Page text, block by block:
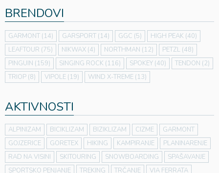
BRENDOVI
GARMONT (14) GARSPORT (14) GGC (5) HIGH PEAK (40)
LEAFTOUR (75) NIKWAX (4) NORTHMAN (12) PETZL (48)
PINGUIN (159) SINGING ROCK (116) SPOKEY (40) TENDON (2)
TRIOP (8) VIPOLE (19) WIND X-TREME (13)
AKTIVNOSTI
ALPINIZAM BICIKLIZAM BIZIKLIZAM CIZME
GARMONT
GOJZERICE
GORETEX HIKING KAMPIRANJE
PLANINARENJE
RAD NA VISINI
SKITOURING SNOWBOARDING
SPAŠAVANJE
SPORTSKO PENJANJE
TREKING TRČANJE VIA FERRATA